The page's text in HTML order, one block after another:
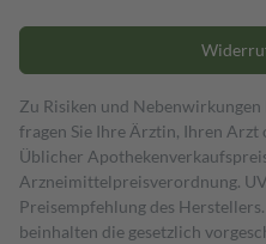
Zu Risiken und Nebenwirkungen
fragen Sie Ihre Ärztin, Ihren Arzt
Üblicher
Arzneimittelpreisverordnung.
Preisempfehlung des
beinhalten die gesetzlich